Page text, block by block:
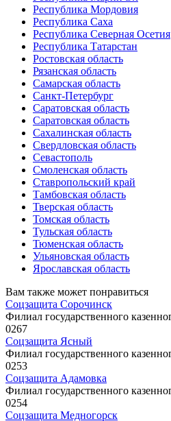
Республика Мордовия
Республика Саха
Республика Северная Осетия
Республика Татарстан
Ростовская область
Рязанская область
Самарская область
Санкт-Петербург
Саратовская область
Саратовская область
Сахалинская область
Свердловская область
Севастополь
Смоленская область
Ставропольский край
Тамбовская область
Тверская область
Томская область
Тульская область
Тюменская область
Ульяновская область
Ярославская область
Вам также может понравиться
Соцзащита Сорочинск
Филиал государственного
0267
Соцзащита Ясный
Филиал государственного
0253
Соцзащита Адамовка
Филиал государственного
0254
Соцзащита Медногорск